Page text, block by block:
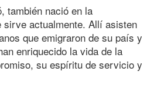
también nació en la
sirve actualmente. Allí asisten
que emigraron de su país y
enriquecido la vida de la
su espíritu de servicio y